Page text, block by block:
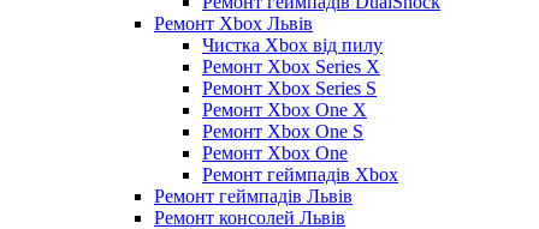
Ремонт Xbox Львів
Чистка Xbox від пилу
Ремонт Xbox Series X
Ремонт Xbox Series S
Ремонт Xbox One X
Ремонт Xbox One S
Ремонт Xbox One
Ремонт геймпадів Xbox
Ремонт геймпадів Львів
Ремонт консолей Львів